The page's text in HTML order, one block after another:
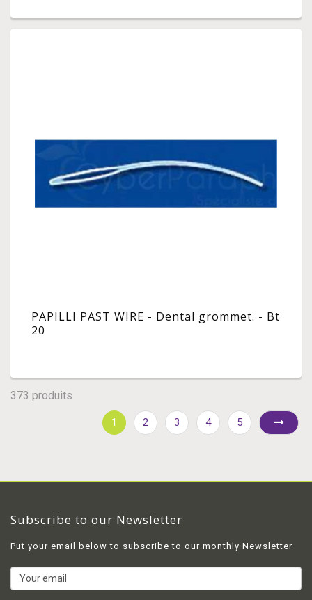
PAPILLI PAST WIRE - Dental grommet. - Bt
20
373 produits
1 2 3 4 5
Subscribe to our Newsletter
Put your email below to subscribe to our monthly Newsletter